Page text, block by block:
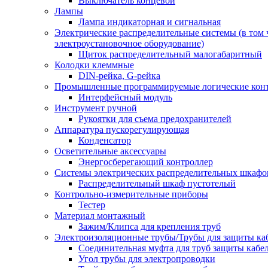
Лампы
Лампа индикаторная и сигнальная
Электрические распределительные системы (в том
электроустановочное оборудование)
Щиток распределительный малогабаритный
Колодки клеммные
DIN-рейка, G-рейка
Промышленные программируемые логические
Интерфейсный модуль
Инструмент ручной
Рукоятки для съема предохранителей
Аппаратура пускорегулирующая
Конденсатор
Осветительные аксессуары
Энергосберегающий контроллер
Системы электрических распределительных
Распределительный шкаф пустотелый
Контрольно-измерительные приборы
Тестер
Материал монтажный
Зажим/Клипса для крепления труб
Электроизоляционные трубы/Трубы для защиты
Соединительная муфта для труб защиты
Угол трубы для электропроводки